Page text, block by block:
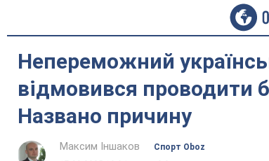
Непереможний
відмовився проводити
Названо причину
Максим Іншаков
Спорт Oboz